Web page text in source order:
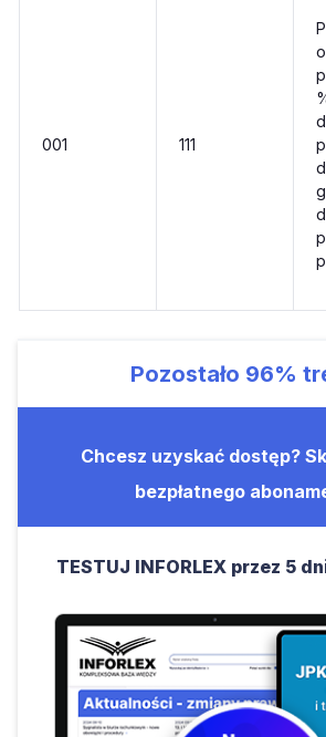
001 111
Pozostało 96%
Chcesz uzyskać dostęp?
bezpłatnego
TESTUJ INFORLEX przez 5